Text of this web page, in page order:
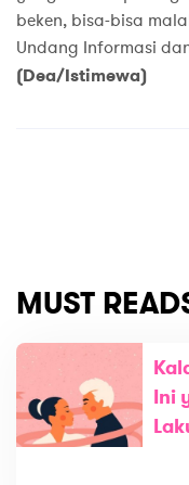
beken, bisa-bisa
Undang Informasi
(Dea/Istimewa)
MUST
Ini